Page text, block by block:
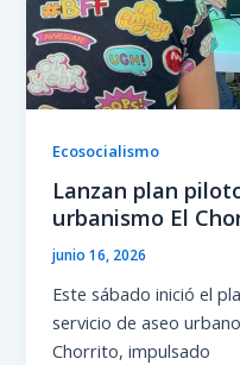
Ecosocialismo
Lanzan plan
urbanismo El
junio 16, 2026
Este sábado inició el
servicio de aseo
Chorrito, impulsado